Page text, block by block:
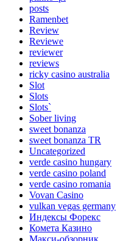
posts
Ramenbet
Review
Reviewe
reviewer
reviews
ricky casino australia
Slot
Slots
Slots`
Sober living
sweet bonanza
sweet bonanza TR
Uncategorized
verde casino hungary
verde casino poland
verde casino romania
Vovan Casino
vulkan vegas germany
Индексы Форекс
Комета Казино